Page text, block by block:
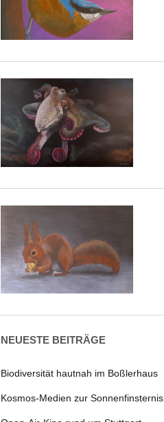
NEUESTE BEITRÄGE
Biodiversität hautnah im Boßlerhaus
Kosmos-Medien zur Sonnenfinsternis